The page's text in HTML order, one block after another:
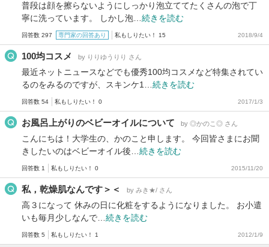
普段は顔を擦らないようにしっかり泡立ててたくさんの泡で丁
寧に洗っています。 しかし泡… 続きを読む
回答数 297 専門家の回答あり 私もしりたい！ 15 2018/9/4
100均コスメ by りりゆうりり さん
最近ネットニュースなどでも優秀100均コスメなど特集されてい
るのをみるのですが、スキンケ1… 続きを読む
回答数 54 私もしりたい！ 0 2017/1/3
お風呂上がりのベビーオイルについて by ◎かのこ◎ さん
こんにちは！大学生の、かのこと申します。 今回皆さまにお聞
きしたいのはベビーオイル後… 続きを読む
回答数 1 私もしりたい！ 0 2015/11/20
私，乾燥肌なんです＞＜ by みき★/ さん
高３になって 休みの日に化粧をするようになりました。 お小遣
いも毎月少しなんで… 続きを読む
回答数 5 私もしりたい！ 1 2012/1/9